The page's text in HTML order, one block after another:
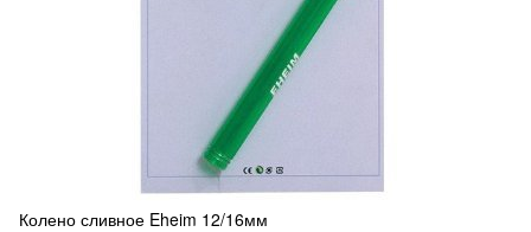
Колено сливное Eheim 12/16мм